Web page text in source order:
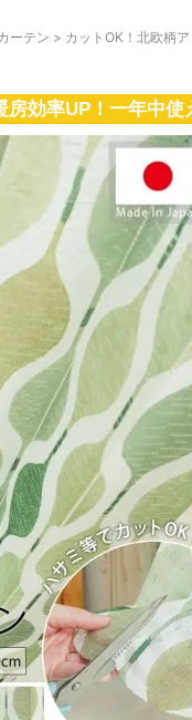
ーテン > カットOK！北欧柄
効率UP！一年中使